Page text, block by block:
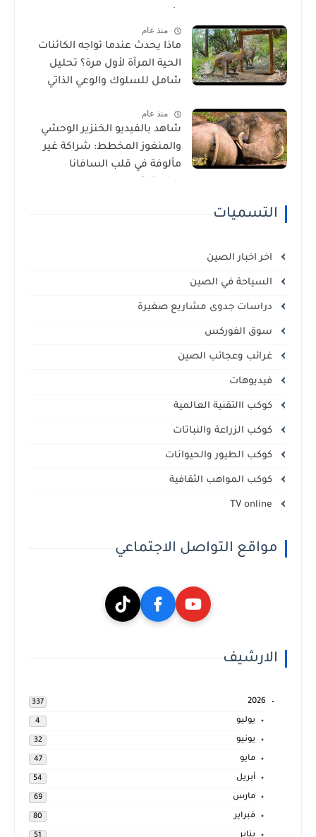
منذ عام
ماذا يحدث عندما تواجه الكائنات
الحية المرآة لأول مرة؟ تحليل
شامل للسلوك والوعي الذاتي
منذ عام
شاهد بالفيديو الخنزير الوحشي
والمنغوز المخطط: شراكة غير
مألوفة في قلب السافانا
التسميات
اخر اخبار الصين
السياحة في الصين
دراسات جدوى مشاريع صغيرة
سوق الفوركس
غرائب وعجائب الصين
فيديوهات
كوكب االتقنية العالمية
كوكب الزراعة والنباتات
كوكب الطيور والحيوانات
كوكب المواهب الثقافية
مواقع التواصل الاجتماعي
الارشيف
2026
337
يوليو 4
يونيو 32
مايو 47
أبريل 54
مارس 69
فبراير 80
يناير